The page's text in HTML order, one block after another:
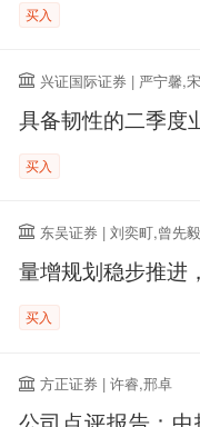
买入
兴证国际证券 | 严宁馨,
具备韧性的二季度
买入
东吴证券 | 刘奕町,曾先毅
量增规划稳步推进
买入
方正证券 | 许睿,邢卓